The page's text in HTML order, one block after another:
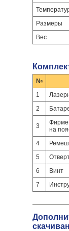
Размеры
Вес
№
1
2
3
на
4
5
6
Винт
7